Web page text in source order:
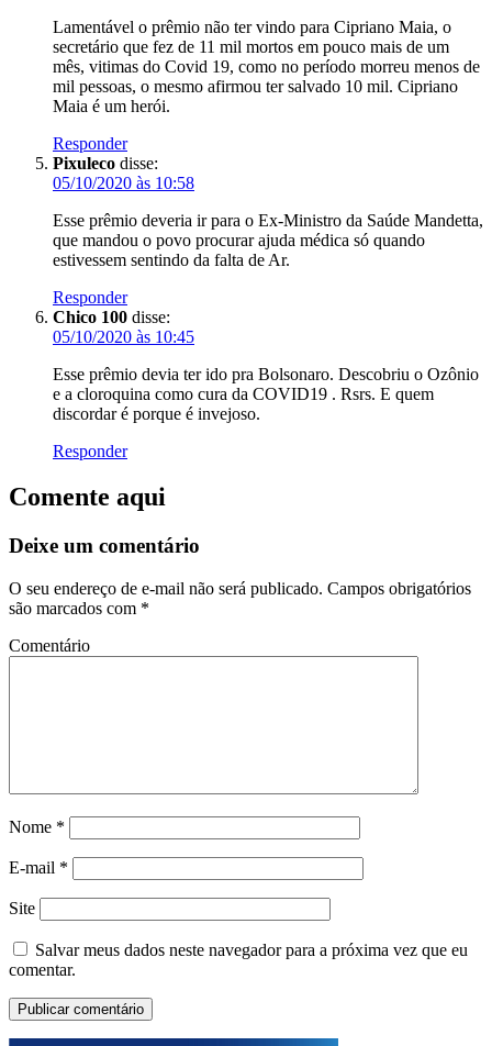
Lamentável o prêmio não ter vindo para Cipriano Maia, o
secretário que fez de 11 mil mortos em pouco mais de um
mês, vitimas do Covid 19, como no período morreu menos de
mil pessoas, o mesmo afirmou ter salvado 10 mil. Cipriano
Maia é um herói.
Responder
Pixuleco disse:
05/10/2020 às 10:58
Esse prêmio deveria ir para o Ex-Ministro da Saúde Mandetta,
que mandou o povo procurar ajuda médica só quando
estivessem sentindo da falta de Ar.
Responder
Chico 100 disse:
05/10/2020 às 10:45
Esse prêmio devia ter ido pra Bolsonaro. Descobriu o Ozônio
e a cloroquina como cura da COVID19 . Rsrs. E quem
discordar é porque é invejoso.
Responder
Comente aqui
Deixe um comentário
O seu endereço de e-mail não será publicado. Campos obrigatórios
são marcados com *
Comentário
Nome *
E-mail *
Site
Salvar meus dados neste navegador para a próxima vez que eu
comentar.